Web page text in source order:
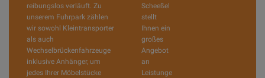
reibungslos verläuft. Zu
unserem Fuhrpark zählen
wir sowohl Kleintransporter
als auch
Wechselbrückenfahrzeuge
inklusive Anhänger, um
jedes Ihrer Möbelstücke
Scheeßel
stellt
Ihnen ein
großes
Angebot
an
Leistunge